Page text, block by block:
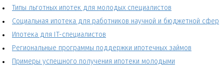
Типы льготных ипотек для молодых специалистов
Социальная ипотека для работников научной и бюджетной сфер
Ипотека для IT-специалистов
Региональные программы поддержки ипотечных займов
Примеры успешного получения ипотеки молодыми